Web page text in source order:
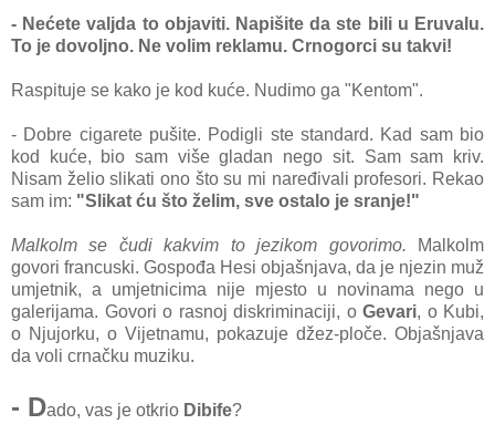
- Nećete valjda to objaviti. Napišite da ste bili u Eruvalu.
To je dovoljno. Ne volim reklamu. Crnogorci su takvi!
Raspituje se kako je kod kuće. Nudimo ga "Kentom".
- Dobre cigarete pušite. Podigli ste standard. Kad sam bio
kod kuće, bio sam više gladan nego sit. Sam sam kriv.
Nisam želio slikati ono što su mi naređivali profesori. Rekao
sam im: "Slikat ću što želim, sve ostalo je sranje!"
Malkolm se čudi kakvim to jezikom govorimo. Malkolm
govori francuski. Gospođa Hesi objašnjava, da je njezin muž
umjetnik, a umjetnicima nije mjesto u novinama nego u
galerijama. Govori o rasnoj diskriminaciji, o Gevari, o Kubi,
o Njujorku, o Vijetnamu, pokazuje džez-ploče. Objašnjava
da voli crnačku muziku.
- Dado, vas je otkrio Dibife?